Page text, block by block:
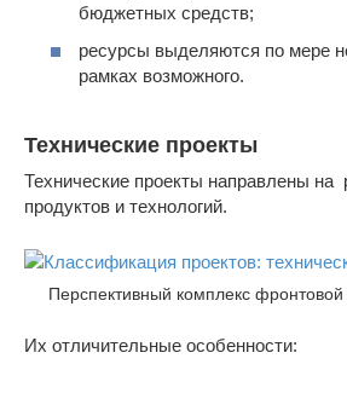
бюджетных средств;
ресурсы выделяются по мере
рамках возможного.
Технические проекты
Технические проекты направлены на
продуктов и технологий.
Перспективный комплекс
Их отличительные особенности: